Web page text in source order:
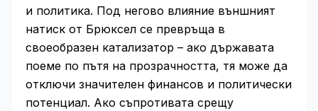
и политика. Под негово влияние външният
натиск от Брюксел се превръща в
своеобразен катализатор – ако държавата
поеме по пътя на прозрачността, тя може да
отключи значителен финансов и политически
потенциал. Ако съпротивата срещу